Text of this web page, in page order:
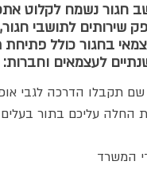
שם תקבלו הדרכה לגבי
החלה עליכם בתור
המשרד
חגור נשמח לקלוט
לתושבי חגור,
בחגור כולל פתיחת
לעצמאים וחברות